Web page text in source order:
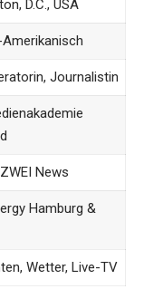
D.C., USA
Journalistin
News
Hamburg &
Wetter, Live-TV